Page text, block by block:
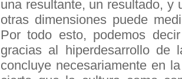
una resultante, un resultado, y
otras dimensiones puede
Por todo esto, podemos
gracias al hiperdesarrollo de
concluye necesariamente en